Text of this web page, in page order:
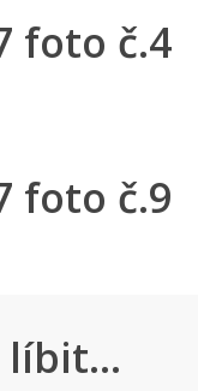
foto č.4
foto č.9
líbit…